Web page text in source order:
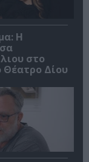
Η
στο
Θέατρο Δίου